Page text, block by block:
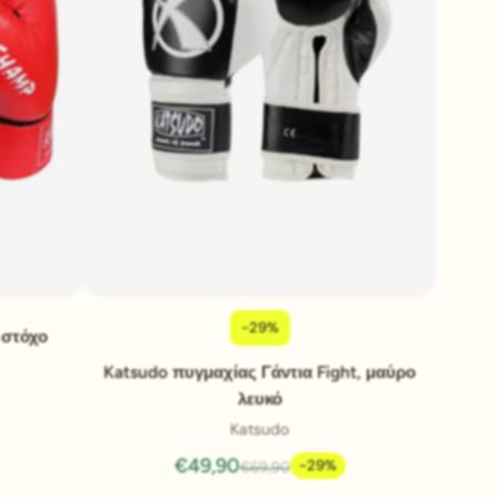
Pridať do košíka
-29%
Katsudo πυγμαχίας Γάντια Fight, μαύρο
λευκό
Katsudo
€49,90€69,90 -29%